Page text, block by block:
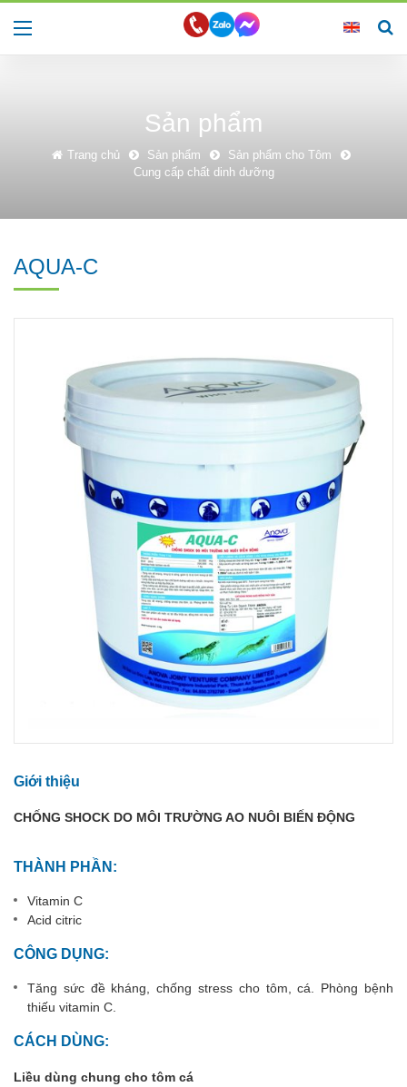
Sản phẩm
Trang chủ Sản phẩm
Sản phẩm cho Tôm
Cung cấp chất dinh dưỡng
AQUA-C
Giới thiệu
CHỐNG SHOCK DO MÔI TRƯỜNG AO NUÔI BIẾN ĐỘNG
THÀNH PHẦN:
Vitamin C
Acid citric
CÔNG DỤNG:
Tăng sức đề kháng, chống stress cho tôm, cá. Phòng bệnh
thiếu vitamin C.
CÁCH DÙNG:
Liều dùng chung cho tôm cá